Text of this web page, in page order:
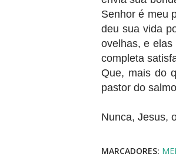
Senhor é meu
deu sua vida
ovelhas, e elas
completa
Que, mais do
pastor do
Nunca, Jesus,
MARCADORES: